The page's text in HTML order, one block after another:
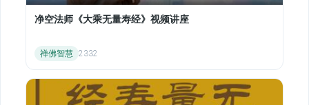
净空法师《大乘无量寿经》视频讲座
禅佛智慧 2332